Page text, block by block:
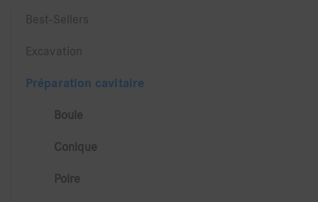
Best-Sellers
Excavation
Préparation cavitaire
Boule
Conique
Poire